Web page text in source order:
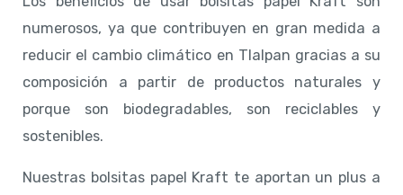
numerosos, ya que contribuyen en gran medida a
reducir el cambio climático en Tlalpan gracias a su
composición a partir de productos naturales y
porque son biodegradables, son reciclables y
sostenibles.
Nuestras bolsitas papel Kraft te aportan un plus a